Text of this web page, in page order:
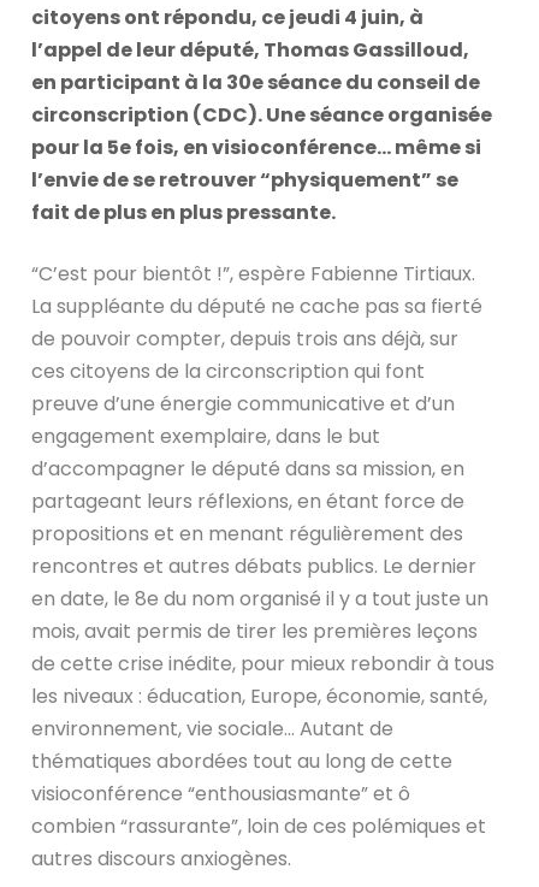
citoyens ont répondu, ce jeudi 4 juin, à
l’appel de leur député, Thomas Gassilloud,
en participant à la 30e séance du conseil de
circonscription (CDC). Une séance organisée
pour la 5e fois, en visioconférence… même si
l’envie de se retrouver “physiquement” se
fait de plus en plus pressante.
“C’est pour bientôt !”, espère Fabienne Tirtiaux.
La suppléante du député ne cache pas sa fierté
de pouvoir compter, depuis trois ans déjà, sur
ces citoyens de la circonscription qui font
preuve d’une énergie communicative et d’un
engagement exemplaire, dans le but
d’accompagner le député dans sa mission, en
partageant leurs réflexions, en étant force de
propositions et en menant régulièrement des
rencontres et autres débats publics. Le dernier
en date, le 8e du nom organisé il y a tout juste un
mois, avait permis de tirer les premières leçons
de cette crise inédite, pour mieux rebondir à tous
les niveaux : éducation, Europe, économie, santé,
environnement, vie sociale… Autant de
thématiques abordées tout au long de cette
visioconférence “enthousiasmante” et ô
combien “rassurante”, loin de ces polémiques et
autres discours anxiogènes.